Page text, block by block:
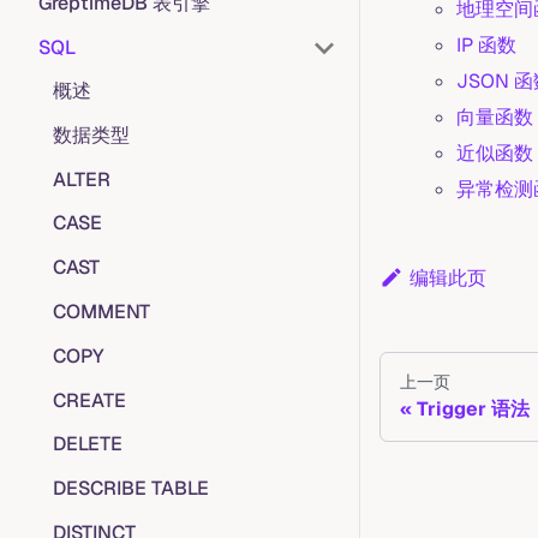
SQL
概述
数据类型
ALTER
CASE
CAST
COMMENT
COPY
CREATE
DELETE
DESCRIBE TABLE
DISTINCT
地理空间
IP 函数
JSON 函
向量函数
近似函数
异常检测
编辑此页
上一页
Trigger 语法